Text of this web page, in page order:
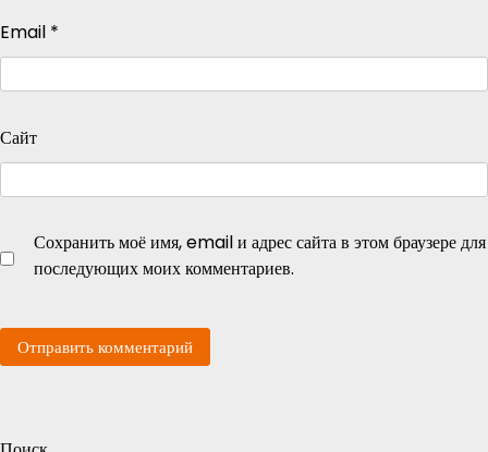
Email *
Сайт
Сохранить моё имя, email и адрес сайта в этом браузере для
последующих моих комментариев.